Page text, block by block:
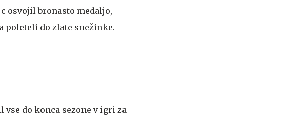
osvojil bronasto medaljo,
poleteli do zlate snežinke.
vse do konca sezone v igri za